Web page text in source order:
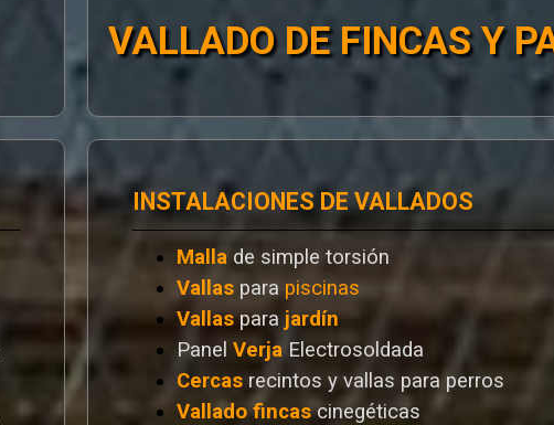
VALLADO DE FINCAS Y
INSTALACIONES DE VALLADOS
Malla de simple torsión
Vallas para piscinas
Vallaspara jardín
Panel Verja Electrosoldada
Cercas recintos y vallas para perros
Valladofincascinegéticas